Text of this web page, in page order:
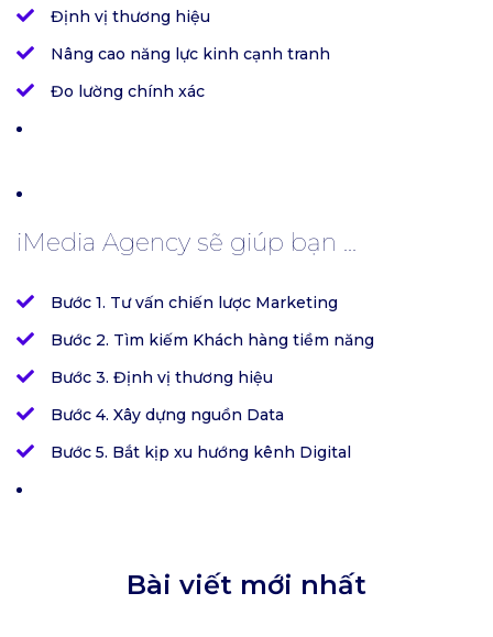
Định vị thương hiệu
Nâng cao năng lực kinh cạnh tranh
Đo lường chính xác
iMedia Agency sẽ giúp bạn ...
Bước 1. Tư vấn chiến lược Marketing
Bước 2. Tìm kiếm Khách hàng tiềm năng
Bước 3. Định vị thương hiệu
Bước 4. Xây dựng nguồn Data
Bước 5. Bắt kịp xu hướng kênh Digital
Bài viết mới nhất